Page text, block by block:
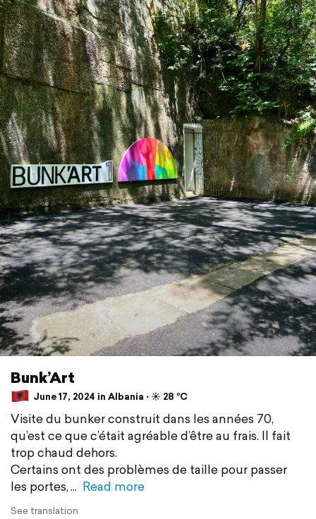
Bunk’Art
June 17, 2024 in Albania ⋅ ☀️ 28 °C
Visite du bunker construit dans les années 70,
qu’est ce que c’était agréable d’être au frais. Il fait
trop chaud dehors.
Certains ont des problèmes de taille pour passer
les portes,
Read more
See translation